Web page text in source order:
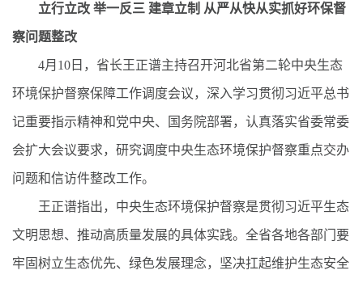
立行立改 举一反三 建章立制 从严从快从实抓好环保督
察问题整改
4月10日，省长王正谱主持召开河北省第二轮中央生态
环境保护督察保障工作调度会议，深入学习贯彻习近平总书
记重要指示精神和党中央、国务院部署，认真落实省委常委
会扩大会议要求，研究调度中央生态环境保护督察重点交办
问题和信访件整改工作。
王正谱指出，中央生态环境保护督察是贯彻习近平生态
文明思想、推动高质量发展的具体实践。全省各地各部门要
牢固树立生态优先、绿色发展理念，坚决扛起维护生态安全